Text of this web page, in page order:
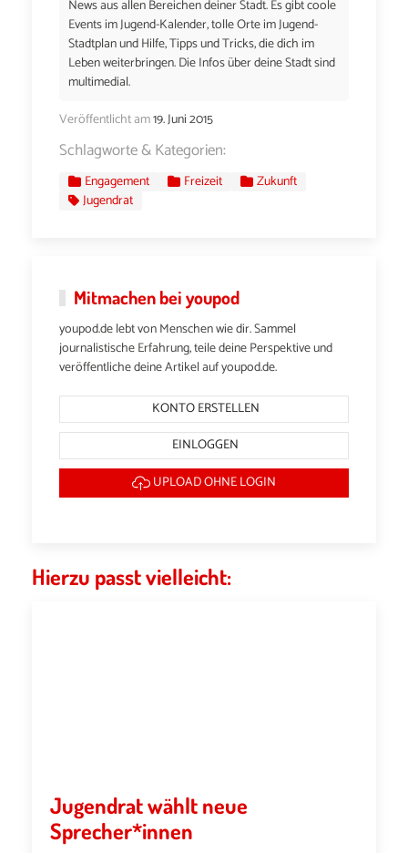
News aus allen Bereichen deiner Stadt. Es gibt coole
Events im Jugend-Kalender, tolle Orte im Jugend-
Stadtplan und Hilfe, Tipps und Tricks, die dich im
Leben weiterbringen. Die Infos über deine Stadt sind
multimedial.
Veröffentlicht am19. Juni 2015
Schlagworte & Kategorien:
Engagement Freizeit
Zukunft
Jugendrat
Mitmachen bei youpod
youpod.de lebt von Menschen wie dir. Sammel
journalistische Erfahrung, teile deine Perspektive und
veröffentliche deine Artikel auf youpod.de.
KONTO ERSTELLEN
EINLOGGEN
UPLOAD OHNE LOGIN
Hierzu passt vielleicht:
Jugendrat wählt neue
Sprecher*innen